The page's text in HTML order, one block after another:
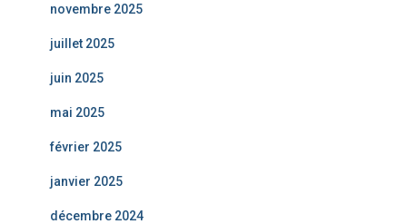
novembre 2025
juillet 2025
juin 2025
mai 2025
février 2025
janvier 2025
décembre 2024